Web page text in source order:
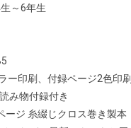
～6年生
ー印刷、付録ページ2色印刷
み物付録付き
ージ 糸綴じクロス巻き製本